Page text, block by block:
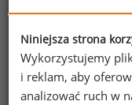
Rozkład płci
Niniejsza strona
Wykorzystujemy
i reklam, aby
analizować ruch w